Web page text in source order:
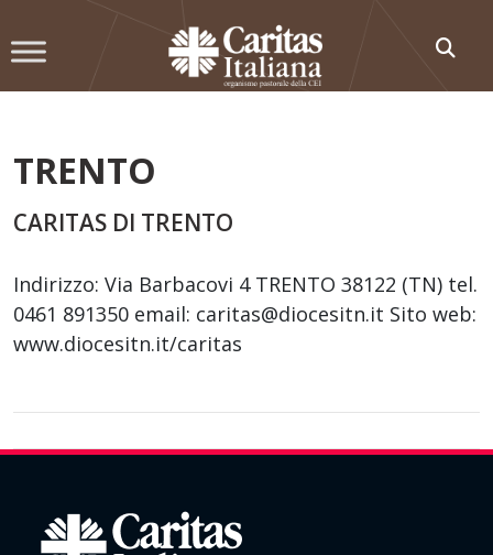
to
TRENTO
CARITAS DI TRENTO
Indirizzo: Via Barbacovi 4 TRENTO 38122 (TN) tel.
0461 891350 email: caritas@diocesitn.it Sito web:
www.diocesitn.it/caritas